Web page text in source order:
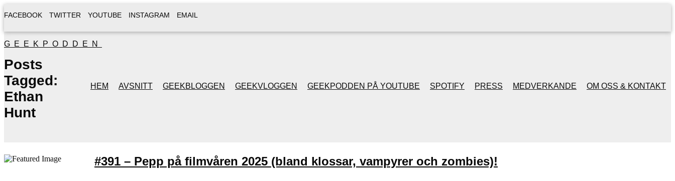
FACEBOOK TWITTER YOUTUBE INSTAGRAM EMAIL
GEEKPODDEN
HEM AVSNITT GEEKBLOGGEN GEEKVLOGGEN GEEKPODDEN PÅ YOUTUBE
& FILIPH
SPOTIFY PRESS MEDVERKANDE OM OSS & KONTAKT
Posts
Tagged:
Ethan
Hunt
#391 – Pepp på filmvåren 2025 (bland klossar, vampyrer och zombies)!